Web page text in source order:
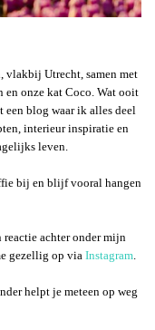
vlakbij Utrecht, samen met
en onze kat Coco. Wat ooit
een blog waar ik alles deel
interieur inspiratie en
leven.
bij en blijf vooral hangen
reactie achter onder mijn
gezellig op via Instagram
helpt je meteen op weg